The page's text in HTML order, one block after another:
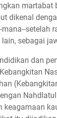
dikenal
setelah
sebagai
dan